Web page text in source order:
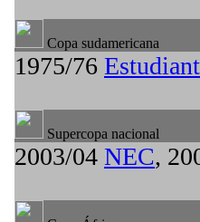
Copa sudamericana
1975/76
Supercopa nacional
2003/04 NEC,